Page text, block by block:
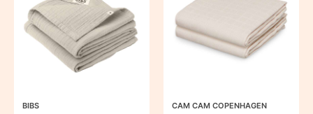
BIBS CAM CAM COPENHAGEN